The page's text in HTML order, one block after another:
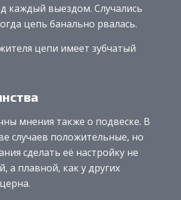
каждый выездом. Случались
цепь банально рвалась.
цепи имеет зубчатый
мнения также о подвеске. В
случаев положительные, но
сделать её настройку не
а плавной, как у других